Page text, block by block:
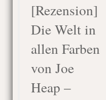
[Rezension]
Die Welt in
allen Farben
von Joe
Heap –